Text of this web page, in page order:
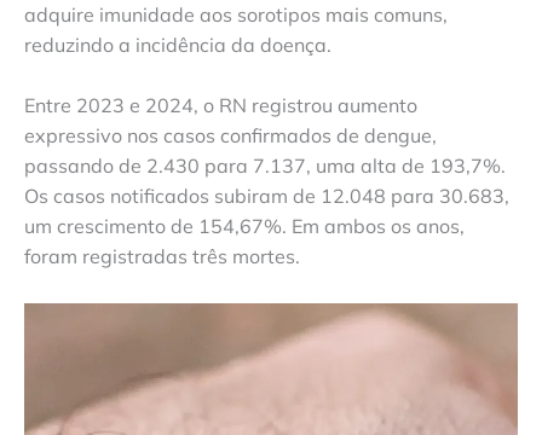
adquire imunidade aos sorotipos mais comuns,
reduzindo a incidência da doença.
Entre 2023 e 2024, o RN registrou aumento
expressivo nos casos confirmados de dengue,
passando de 2.430 para 7.137, uma alta de 193,7%.
Os casos notificados subiram de 12.048 para 30.683,
um crescimento de 154,67%. Em ambos os anos,
foram registradas três mortes.